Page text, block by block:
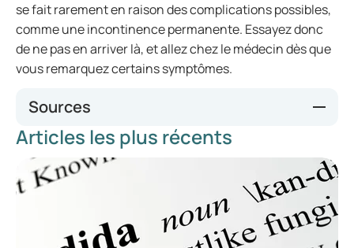
se fait rarement en raison des complications possibles,
comme une incontinence permanente. Essayez donc
de ne pas en arriver là, et allez chez le médecin dès que
vous remarquez certains symptômes.
Sources
huidziekten.nl
thuisarts.nl
apotheek.nl
Articles les plus récents